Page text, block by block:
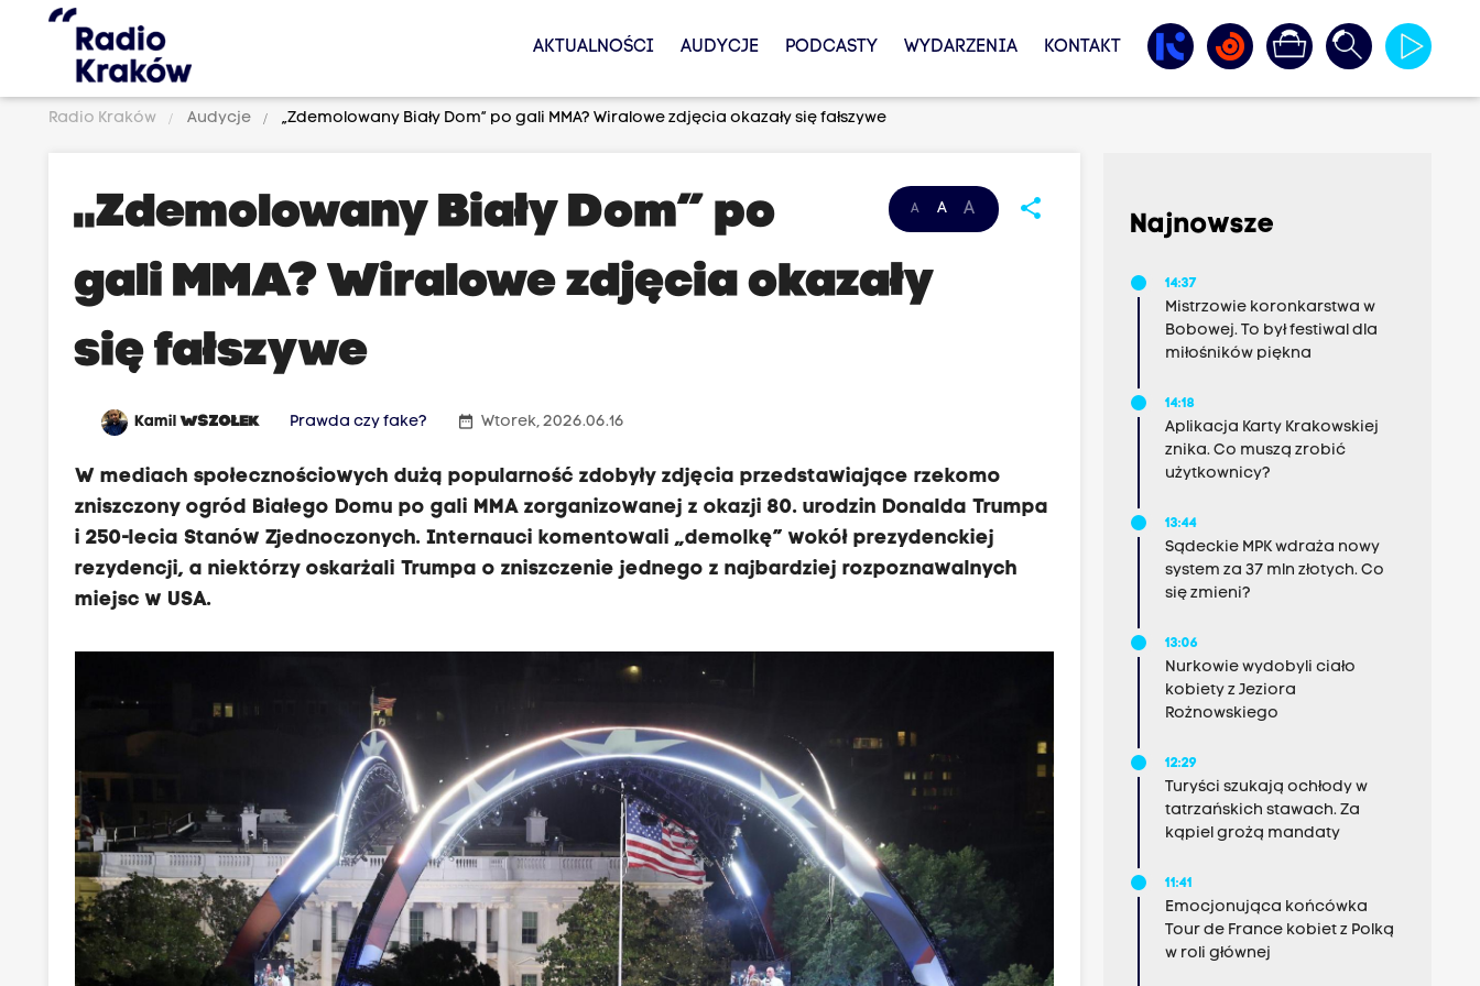
AKTUALNOŚCI AUDYCJE PODCASTY WYDARZENIA KONTAKT
Radio Kraków Audycje „Zdemolowany Biały Dom” po gali MMA? Wiralowe zdjęcia okazały się fałszywe
A A A share
„Zdemolowany Biały Dom” po
gali MMA? Wiralowe zdjęcia okazały
się fałszywe
KamilWSZOŁEK Prawda czy fake? date_range Wtorek, 2026.06.16
W mediach społecznościowych dużą popularność zdobyły zdjęcia przedstawiające rzekomo
zniszczony ogród Białego Domu po gali MMA zorganizowanej z okazji 80. urodzin Donalda Trumpa
i 250-lecia Stanów Zjednoczonych. Internauci komentowali „demolkę” wokół prezydenckiej
rezydencji, a niektórzy oskarżali Trumpa o zniszczenie jednego z najbardziej rozpoznawalnych
miejsc w USA.
Najnowsze
14:37
Mistrzowie koronkarstwa w
Bobowej. To był festiwal dla
miłośników piękna
14:18
Aplikacja Karty Krakowskiej
znika. Co muszą zrobić
użytkownicy?
13:44
Sądeckie MPK wdraża nowy
system za 37 mln złotych. Co
się zmieni?
13:06
Nurkowie wydobyli ciało
kobiety z Jeziora
Rożnowskiego
12:29
Turyści szukają ochłody w
tatrzańskich stawach. Za
kąpiel grożą mandaty
11:41
Emocjonująca końcówka
Tour de France kobiet z Polką
w roli głównej